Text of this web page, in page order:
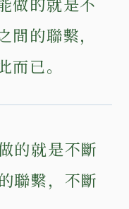
間的聯繫，
而已。
的就是不斷
聯繫，不斷